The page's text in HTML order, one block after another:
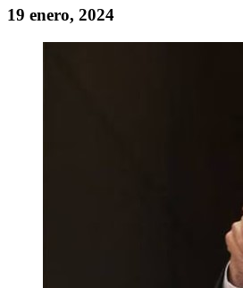
19 enero, 2024